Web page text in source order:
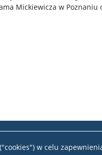
w celu
Mickiewicza w